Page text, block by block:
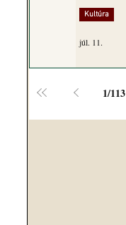
Kultúra
júl. 11.
1/113